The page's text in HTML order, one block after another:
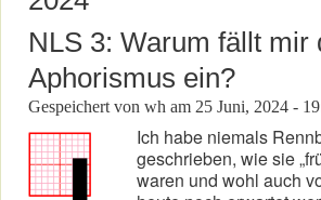
NLS 3: Warum fällt mir
Aphorismus ein?
Gespeichert von wh am 25 Juni, 2024 -
Ich habe niemals
geschrieben, wie sie
waren und wohl auch